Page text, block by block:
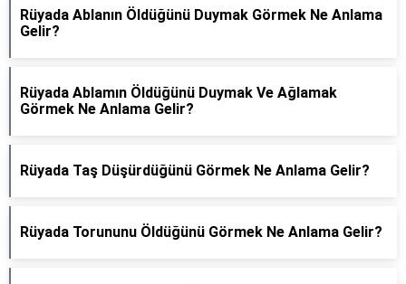
Rüyada Ablanın Öldüğünü Duymak Görmek Ne Anlama
Gelir?
Rüyada Ablamın Öldüğünü Duymak Ve Ağlamak
Görmek Ne Anlama Gelir?
Rüyada Taş Düşürdüğünü Görmek Ne Anlama Gelir?
Rüyada Torununu Öldüğünü Görmek Ne Anlama Gelir?